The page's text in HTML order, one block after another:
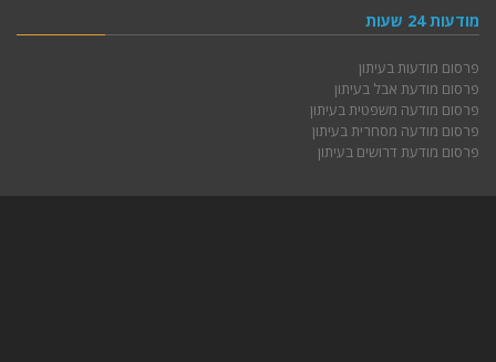
מודעות 24 שעות
פרסום מודעות בעיתון
פרסום מודעת אבל בעיתון
פרסום מודעה משפטית בעיתון
פרסום מודעה מסחרית בעיתון
פרסום מודעת דרושים בעיתון